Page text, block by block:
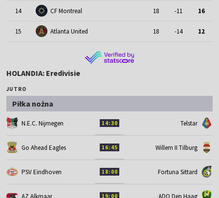
14 CF Montreal 18 -11 16
15 Atlanta United 18 -14 12
HOLANDIA: Eredivisie
JUTRO
Piłka nożna
N.E.C. Nijmegen 14:30 Telstar
Go Ahead Eagles 16:45 Willem II Tilburg
PSV Eindhoven 18:00 Fortuna Sittard
AZ Alkmaar 19:00 ADO Den Haag